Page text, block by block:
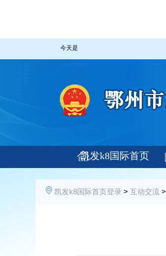
今天是
凯发k8国际首页
登录
凯发k8国际首页登录 > 互动交流 >